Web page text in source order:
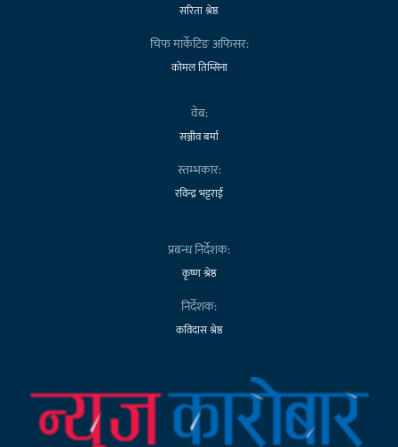
सरिता श्रेष्ठ
चिफ मार्केटिङ अफिसर:
कोमल तिम्सिना
वेब:
सञ्जीव बर्मा
स्तम्भकार:
रविन्द्र भट्टराई
प्रबन्ध निर्देशक:
कृष्ण श्रेष्ठ
निर्देशक:
कविदास श्रेष्ठ